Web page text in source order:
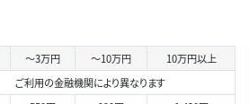
～3万円 ～10万円
10万円以上
ご利用の金融機関により異なります